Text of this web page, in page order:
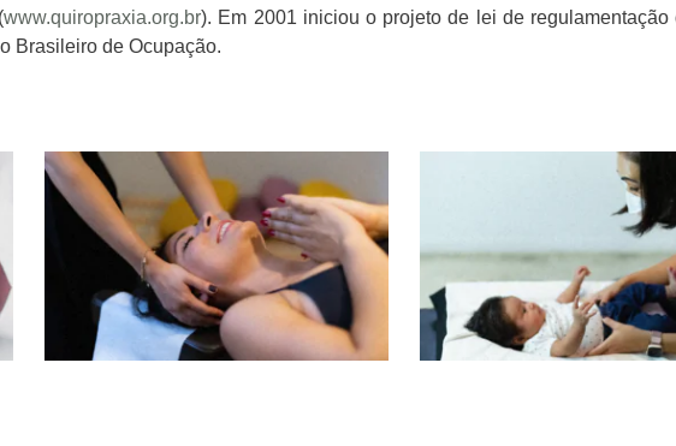
www.quiropraxia.org.br). Em 2001 iniciou o projeto de lei de regulamentação
Brasileiro de Ocupação.